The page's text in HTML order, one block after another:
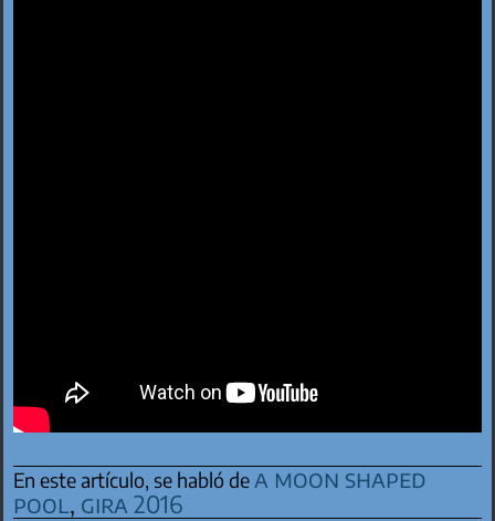
En este artículo, se habló dea moon shaped
pool, gira 2016